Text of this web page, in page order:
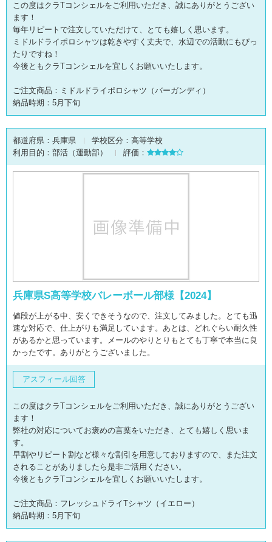
この度はクラTコンシェルをご利用いただき、誠にありがとうござい
ます！
毎年リピートで注文していただけて、とても嬉しく思います。
ミドルドライポロシャツは乾きやすく丈夫で、水辺での活動にもぴっ
たりですね！
今後ともクラTコンシェルを宜しくお願いいたします。
ご注文商品：ミドルドライポロシャツ（バーガンディ）
納品時期：5月下旬
都道府県： 兵庫県 学校区分： 高等学校
利用目的： 部活（運動部） 評価：
兵庫県S高等学校バレーボール部様【2024】
値段が上がる中、安くできそうなので、注文してみました。とても迅
速な対応で、仕上がりも満足しています。あとは、どれぐらい耐久性
があるかと思っています。メールのやりとりもとても丁寧で本当に良
かったです。ありがとうございました。
アスフィール回答
この度はクラTコンシェルをご利用いただき、誠にありがとうござい
ます！
弊社の対応についてお褒めの言葉をいただき、とても嬉しく思いま
す。
早割やリピート割など様々な割引を用意しておりますので、また注文
されることがありましたら是非ご活用ください。
今後ともクラTコンシェルを宜しくお願いいたします。
ご注文商品：フレッシュドライTシャツ（イエロー）
納品時期：5月下旬